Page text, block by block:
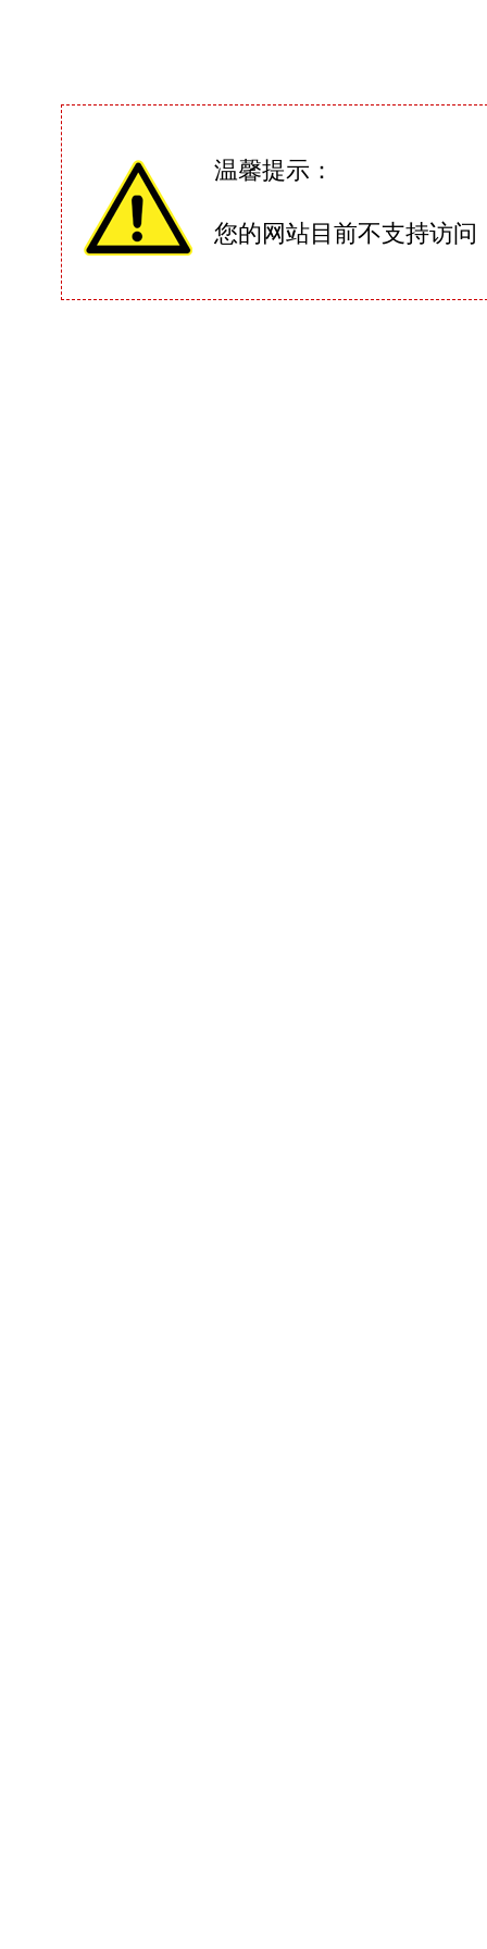
温馨提示：
您的网站目前不支持访